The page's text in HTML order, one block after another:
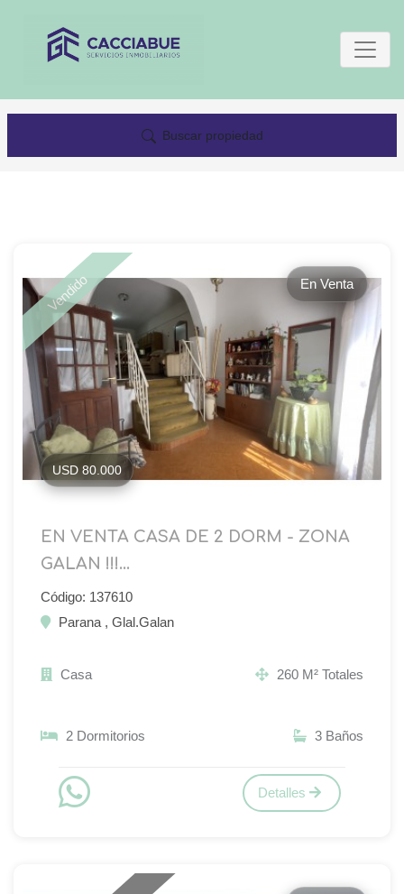
Buscar propiedad
Vendido En Venta
USD 80.000
EN VENTA CASA DE 2 DORM - ZONA
GALAN !!!...
Código: 137610
Parana , Glal.Galan
Casa 260 M² Totales
2 Dormitorios 3 Baños
Detalles